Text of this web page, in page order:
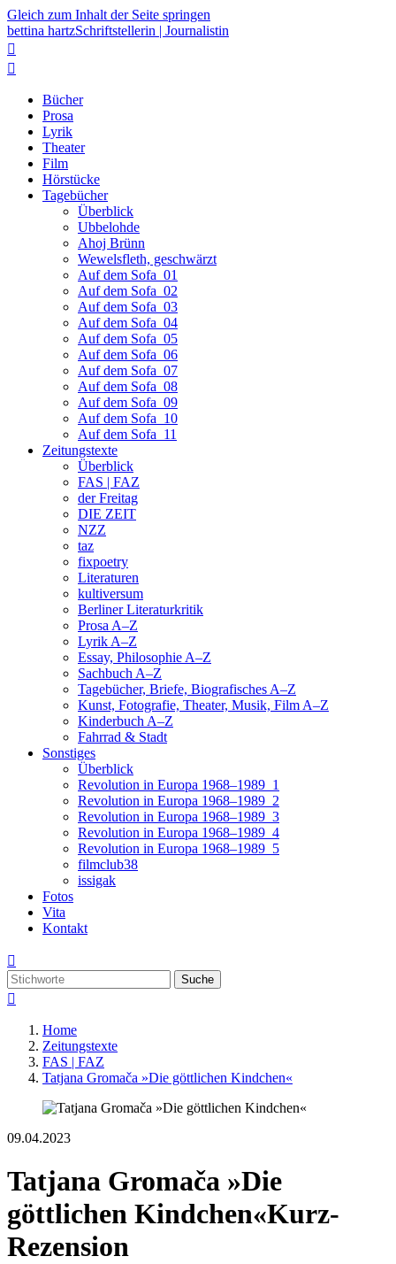
Gleich zum Inhalt der Seite springen
bettina hartzSchriftstellerin | Journalistin


Bücher
Prosa
Lyrik
Theater
Film
Hörstücke
Tagebücher
Überblick
Ubbelohde
Ahoj Brünn
Wewelsfleth, geschwärzt
Auf dem Sofa_01
Auf dem Sofa_02
Auf dem Sofa_03
Auf dem Sofa_04
Auf dem Sofa_05
Auf dem Sofa_06
Auf dem Sofa_07
Auf dem Sofa_08
Auf dem Sofa_09
Auf dem Sofa_10
Auf dem Sofa_11
Zeitungstexte
Überblick
FAS | FAZ
der Freitag
DIE ZEIT
NZZ
taz
fixpoetry
Literaturen
kultiversum
Berliner Literaturkritik
Prosa A–Z
Lyrik A–Z
Essay, Philosophie A–Z
Sachbuch A–Z
Tagebücher, Briefe, Biografisches A–Z
Kunst, Fotografie, Theater, Musik, Film A–Z
Kinderbuch A–Z
Fahrrad & Stadt
Sonstiges
Überblick
Revolution in Europa 1968–1989_1
Revolution in Europa 1968–1989_2
Revolution in Europa 1968–1989_3
Revolution in Europa 1968–1989_4
Revolution in Europa 1968–1989_5
filmclub38
issigak
Fotos
Vita
Kontakt

Suche

Home
Zeitungstexte
FAS | FAZ
Tatjana Gromača »Die göttlichen Kindchen«
09.04.2023
Tatjana Gromača »Die
göttlichen Kindchen«Kurz-
Rezension